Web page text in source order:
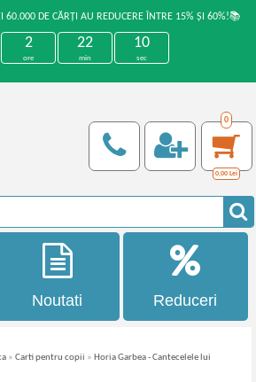
60.000 DE CĂRȚI AU REDUCERE ÎNTRE 15% ȘI 60%!📚
2
ore
22
min
10
sec
0
0,00 Lei
Noutati Reduceri
»Carti pentru copii » Horia Garbea - Cantecelele lui